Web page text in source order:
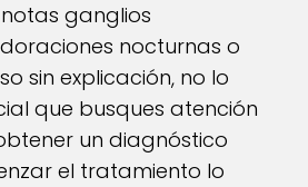
ganglios
nocturnas o
sin explicación, no lo
que busques atención
un diagnóstico
el tratamiento lo